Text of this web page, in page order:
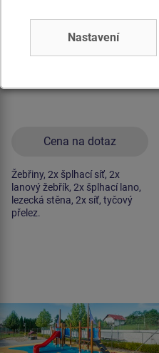
Cena na dotaz
Žebřiny, 2x šplhací síť, 2x
lanový žebřík, 2x šplhací lano,
lezecká stěna, 2x síť, tyčový
přelez.
Nastavení